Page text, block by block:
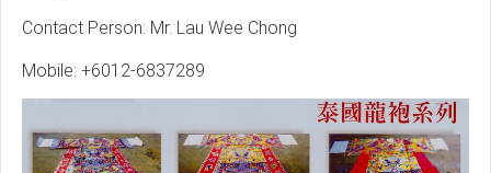
Contact Person: Mr. Lau Wee Chong
Mobile: +6012-6837289